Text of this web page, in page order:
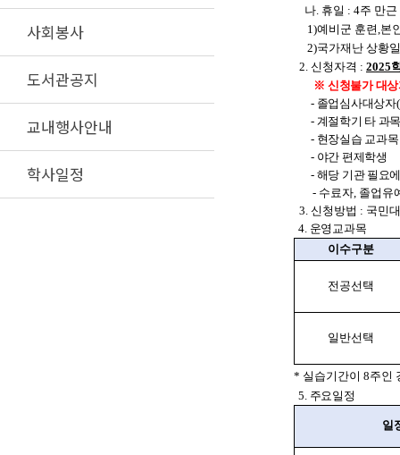
사회봉사
도서관공지
교내행사안내
학사일정
나. 휴일 : 4주 만근
1)예비군 훈련,본
2)국가재난 상황일
2. 신청자격 : 2025
※ 신청불가 대
- 졸업심사대상자
- 계절학기 타 과
- 현장실습 교과
- 야간 편제학생
- 해당 기관 필요
- 수료자, 졸업유
3. 신청방법 : 국민
4. 운영교과목
이수구분
전공선택
일반선택
* 실습기간이 8주인
5. 주요일정
일